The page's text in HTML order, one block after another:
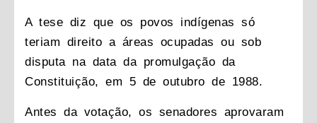
A tese diz que os povos indígenas só
teriam direito a áreas ocupadas ou sob
disputa na data da promulgação da
Constituição, em 5 de outubro de 1988.
Antes da votação, os senadores aprovaram